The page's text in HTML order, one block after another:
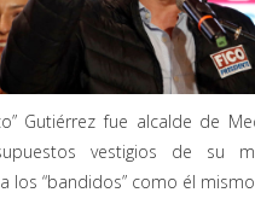
Gutiérrez fue alcalde de
vestigios de su
los “bandidos” como él